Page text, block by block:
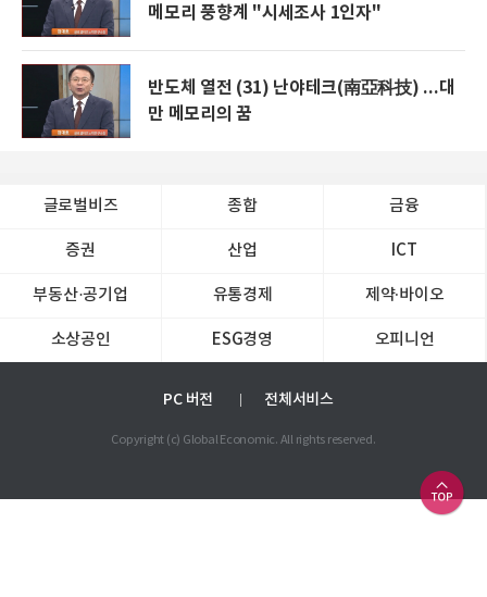
메모리 풍향계 "시세조사 1인자"
반도체 열전 (31) 난야테크(南亞科技) ...대
만 메모리의 꿈
글로벌비즈 종합 금융
증권 산업 ICT
부동산·공기업 유통경제 제약∙바이오
소상공인 ESG경영 오피니언
PC 버전 전체서비스
Copyright (c) Global Economic. All rights reserved.